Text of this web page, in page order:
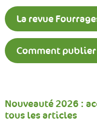
La revue
Comment
Nouveauté 2026 :
tous les articles